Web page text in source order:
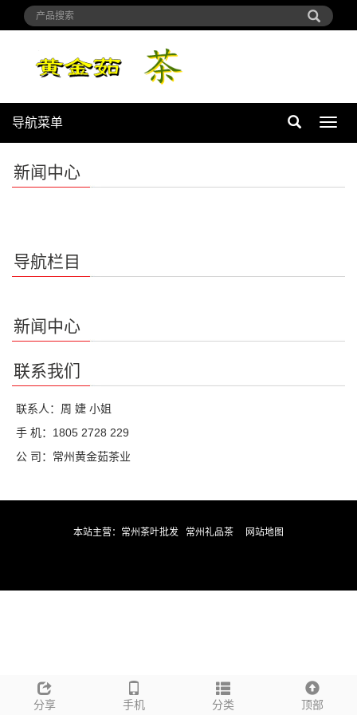
导
导航菜单
新闻中心
导航栏目
新闻中心
联系我们
联系人：周 婕 小姐
手 机：1805 2728 229
公 司：常州黄金茹茶业
分享 手机 分类 顶部
本站主营： 常州茶叶批发 常州礼品茶 网站地图